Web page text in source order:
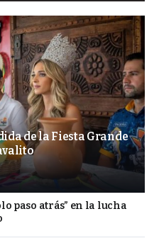
de la Fiesta Grande
paso atrás” en la lucha